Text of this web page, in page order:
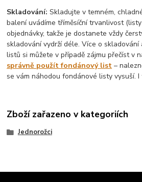
Skladování: Skladujte v temném,
balení uvádíme tříměsíční trvanlivost
objednávky, takže je dostanete vždy
skladování vydrží déle. Více o
listů si můžete v případě zájmu přečíst v
správně použít fondánový list –
se vám náhodou fondánové listy vysuší.
Zboží zařazeno v kategoriích
Jednorožci